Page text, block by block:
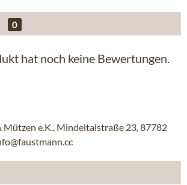
0
hat noch keine Bewertungen.
Mützen e.K., Mindeltalstraße 23, 87782